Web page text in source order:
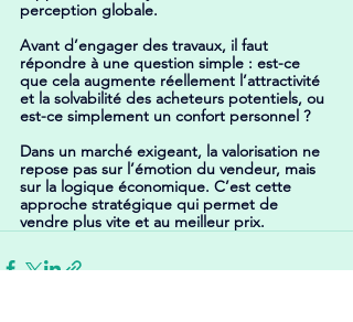
perception globale.
Avant d’engager des travaux, il faut
répondre à une question simple : est-ce
que cela augmente réellement l’attractivité
et la solvabilité des acheteurs potentiels, ou
est-ce simplement un confort personnel ?
Dans un marché exigeant, la valorisation ne
repose pas sur l’émotion du vendeur, mais
sur la logique économique. C’est cette
approche stratégique qui permet de
vendre plus vite et au meilleur prix.